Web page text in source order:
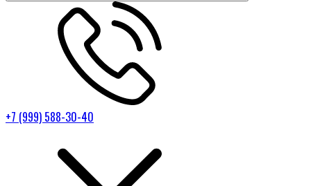
+7 (999) 588-30-40